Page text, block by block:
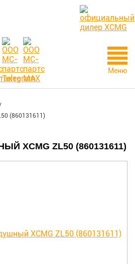
Меню
(860131611)
XCMG ZL50 (860131611)